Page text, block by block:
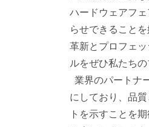
ハードウェアフ
らせできること
革新とプロフェ
ルをぜひ私たち
業界のパートナ
にしており、品
トを示すことを